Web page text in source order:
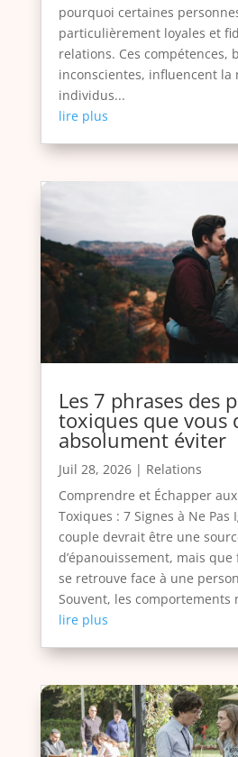
pourquoi certaines
particulièrement loyales et
relations. Ces compétences,
inconscientes, influencent la
individus...
lire plus
Les 7 phrases des
toxiques que vous
absolument éviter
Juil 28, 2026| Relations
Comprendre et Échapper
Toxiques : 7 Signes à Ne Pas
couple devrait être une
d’épanouissement, mais
se retrouve face à une
Souvent, les comportements
lire plus